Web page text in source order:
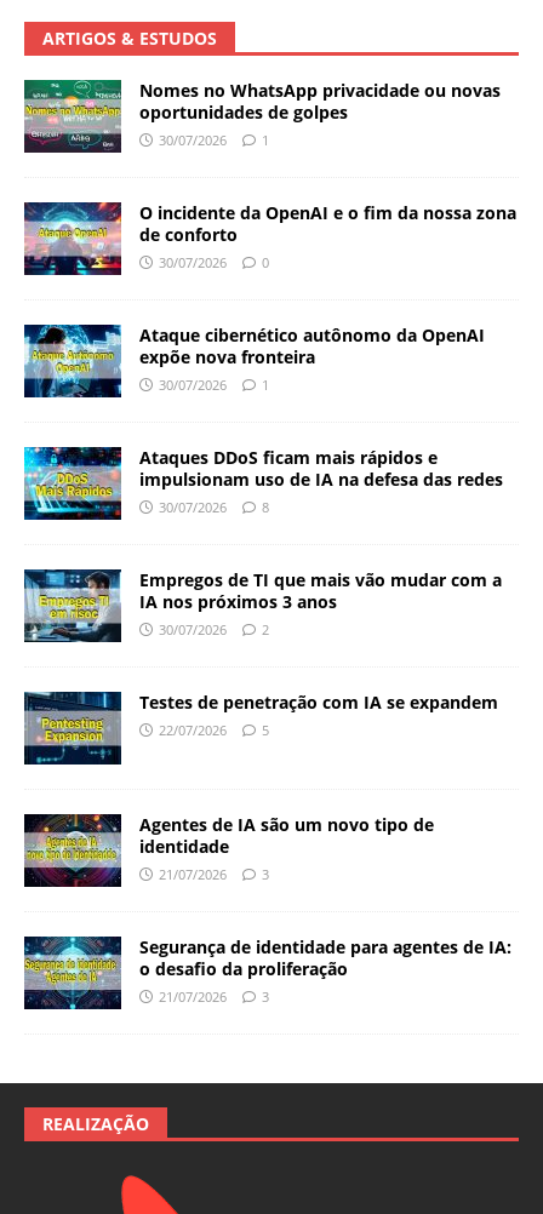
ARTIGOS & ESTUDOS
Nomes no WhatsApp privacidade ou novas
oportunidades de golpes
30/07/2026 1
O incidente da OpenAI e o fim da nossa zona
de conforto
30/07/2026 0
Ataque cibernético autônomo da OpenAI
expõe nova fronteira
30/07/2026 1
Ataques DDoS ficam mais rápidos e
impulsionam uso de IA na defesa das redes
30/07/2026 8
Empregos de TI que mais vão mudar com a
IA nos próximos 3 anos
30/07/2026 2
Testes de penetração com IA se expandem
22/07/2026 5
Agentes de IA são um novo tipo de
identidade
21/07/2026 3
Segurança de identidade para agentes de IA:
o desafio da proliferação
21/07/2026 3
REALIZAÇÃO